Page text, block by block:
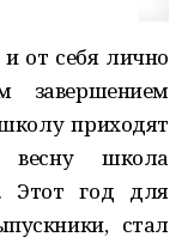
от себя лично
завершением
приходят
весну школа
Этот год для
стал